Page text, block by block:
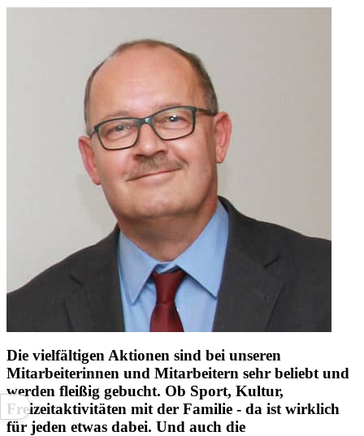
Die vielfältigen Aktionen sind bei unseren
Mitarbeiterinnen und Mitarbeitern sehr beliebt und
werden fleißig gebucht. Ob Sport, Kultur,
Freizeitaktivitäten mit der Familie - da ist wirklich
für jeden etwas dabei. Und auch die